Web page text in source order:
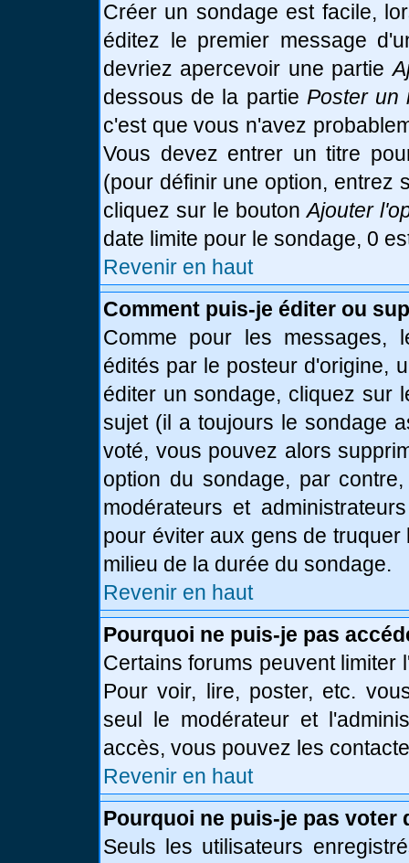
Créer un sondage est facile,
éditez le premier message
devriez apercevoir une partie
dessous de la partie Poster un
c'est que vous n'avez
Vous devez entrer un titre
(pour définir une option, entrez
cliquez sur le boutonAjouter
date limite pour le sondage, 0
Revenir en haut
Comment puis-je éditer ou
Comme pour les messages,
édités par le posteur d'origine,
éditer un sondage, cliquez sur
sujet (il a toujours le sondage
voté, vous pouvez alors
option du sondage, par
modérateurs et
pour éviter aux gens de
milieu de la durée du sondage.
Revenir en haut
Pourquoi ne puis-je pas
Certains forums peuvent limiter
Pour voir, lire, poster, etc.
seul le modérateur et
accès, vous pouvez les
Revenir en haut
Pourquoi ne puis-je pas voter
Seuls les utilisateurs